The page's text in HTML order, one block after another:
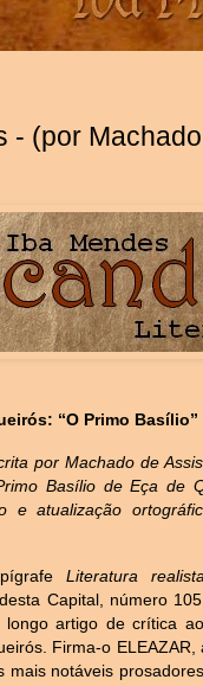
- (por
“O Primo Basílio”
por Machado de
Basílio de Eça de
e atualização
Literatura realista
desta Capital, número
longo artigo de crítica ao
Firma-o
mais notáveis